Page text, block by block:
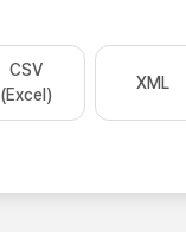
CSV
(Excel)
XML